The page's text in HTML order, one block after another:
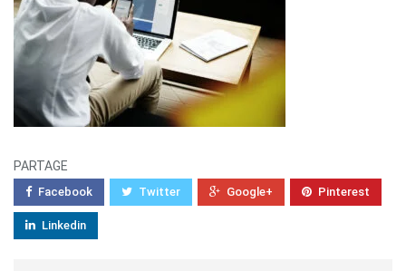
PARTAGE
Facebook Twitter Google+ Pinterest
Linkedin